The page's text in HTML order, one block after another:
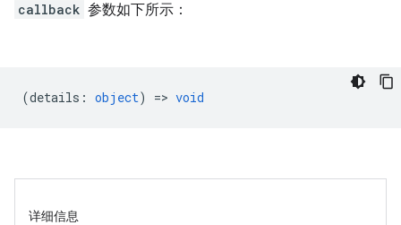
callback 参数如下所示：
(details : object) => void
详细信息